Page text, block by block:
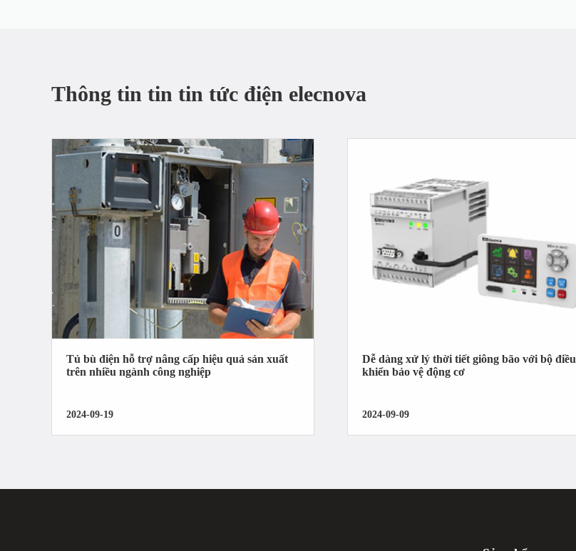
Thông tin tin tin tức điện elecnova
Tủ bù điện hỗ trợ nâng cấp hiệu quả sản xuất
trên nhiều ngành công nghiệp
2024-09-19
Dễ dàng xử lý thời tiết giông bão với bộ điều
khiển bảo vệ động cơ
2024-09-09